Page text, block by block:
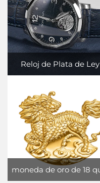
Reloj de Plata de Ley